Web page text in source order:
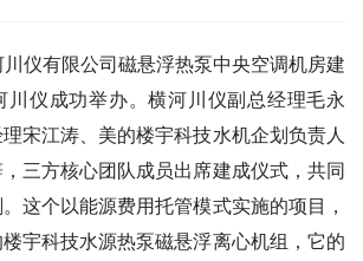
仪有限公司磁悬浮热泵中央空调机房建
川仪成功举办。横河川仪副总经理毛永
宋江涛、美的楼宇科技水机企划负责人
三方核心团队成员出席建成仪式，共同
这个以能源费用托管模式实施的项目，
宇科技水源热泵磁悬浮离心机组，它的